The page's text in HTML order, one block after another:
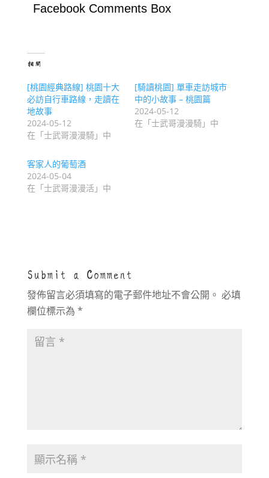
Facebook Comments Box
相關
[桃園經典路線] 桃園十大
必訪自行車路線，走讀在
地故事
2024-05-12
在「士武哥漫漫騎」中
[騎讀桃園] 單車走訪城市
中的小故事 – 桃園篇
2024-05-12
在「士武哥漫漫騎」中
客家人的葡萄酒
2024-05-04
在「士武哥漫漫活」中
Submit a Comment
發佈留言必須填寫的電子郵件地址不會公開。 必填
欄位標示為 *